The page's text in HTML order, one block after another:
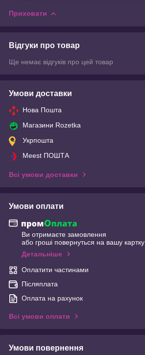
Приховати
Відгуки про товар
Ще немає відгуків про цей товар
Умови доставки
Нова Пошта
Магазини Rozetka
Укрпошта
Meest ПОШТА
Всі умови доставки
Умови оплати
Ви отримаєте замовлення
або гроші повернуться на вашу картку
Детальніше
Оплатити частинами
Післяплата
Оплата на рахунок
Всі умови оплати
Умови повернення